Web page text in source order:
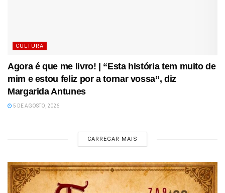
CULTURA
Agora é que me livro! | “Esta história tem muito de
mim e estou feliz por a tornar vossa”, diz
Margarida Antunes
5 DE AGOSTO, 2026
CARREGAR MAIS